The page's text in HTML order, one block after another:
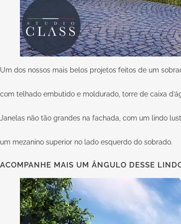
Um dos nossos mais belos projetos feitos de um
com telhado embutido e moldurado, torre de caixa
Janelas não tão grandes na fachada, com um lindo
um mezanino superior no lado esquerdo do sobrado.
ACOMPANHE MAIS UM ÂNGULO DESSE